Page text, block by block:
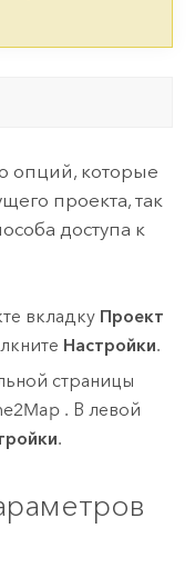
опций, которые
проекта, так
доступа к
вкладку Проект
Настройки.
страницы
. В левой
.